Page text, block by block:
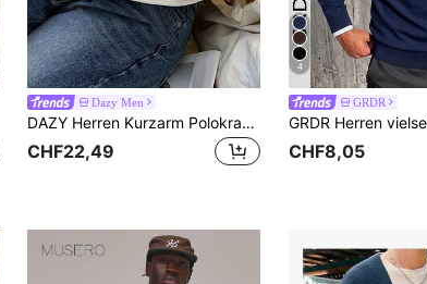
Dazy Men
DAZY Herren Kurzarm Polokragen Strickoberteil, Weiß Sommer
CHF22,49
4
GRDR
CHF8,05